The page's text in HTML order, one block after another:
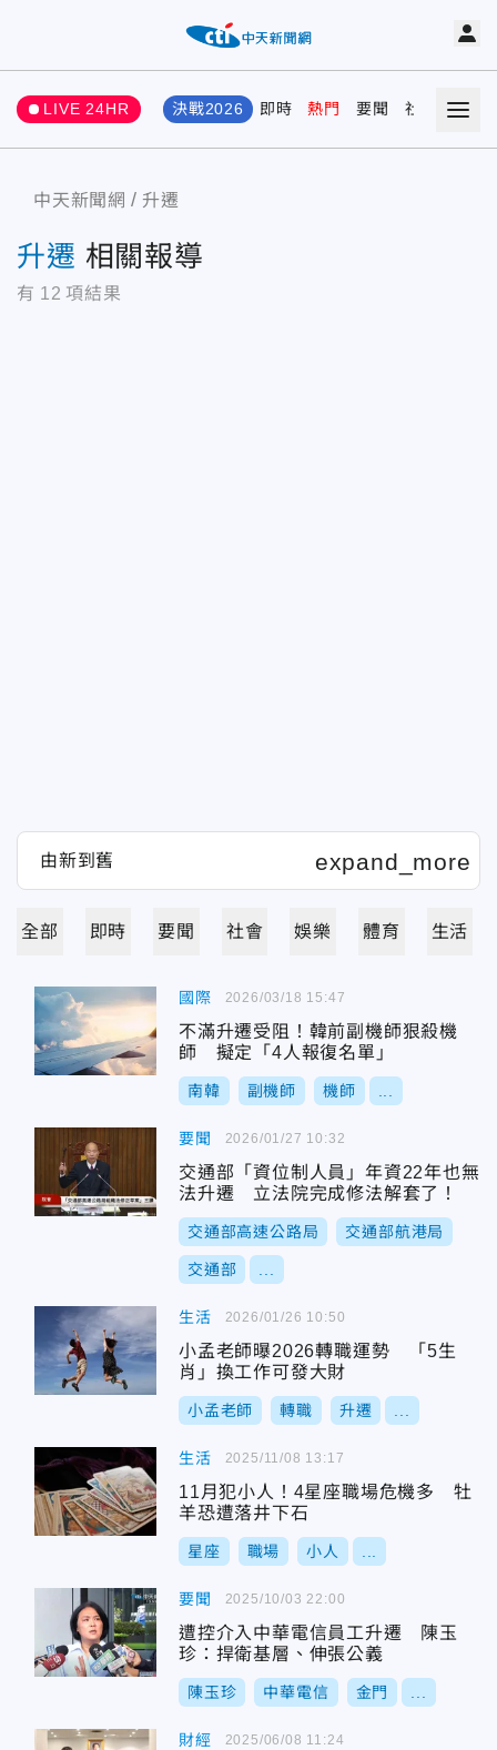
LIVE 24HR 決戰2026 即時 熱門 要聞 社會 娛樂
中天新聞網 升遷
升遷 相關報導
有 12 項結果
全部 即時 要聞 社會 娛樂 體育 生活
國際
不滿升遷受阻！韓前副機師狠殺機
師 擬定「4人報復名單」
南韓 副機師 機師
2026/03/18 15:47
要聞
交通部「資位制人員」年資22年也無
法升遷 立法院完成修法解套了！
交通部高速公路局 交通部航港局
交通部
2026/01/27 10:32
生活
小孟老師曝2026轉職運勢 「5生
肖」換工作可發大財
小孟老師 轉職 升遷
2026/01/26 10:50
生活
11月犯小人！4星座職場危機多 牡
羊恐遭落井下石
星座 職場 小人
2025/11/08 13:17
要聞
遭控介入中華電信員工升遷 陳玉
珍：捍衛基層、伸張公義
陳玉珍 中華電信 金門
2025/10/03 22:00
財經 2025/06/08 11:24